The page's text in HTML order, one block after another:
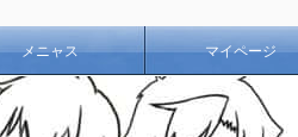
メニャス マイページ